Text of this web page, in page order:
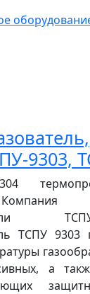
9303,
ТСПУ 9303
а